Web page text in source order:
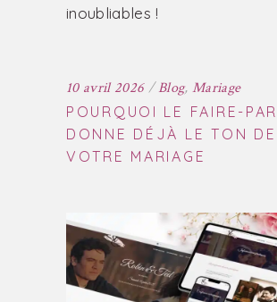
inoubliables !
10 avril 2026 Blog,Mariage
POURQUOI LE FAIRE-
DONNE DÉJÀ LE TON DE
VOTRE MARIAGE